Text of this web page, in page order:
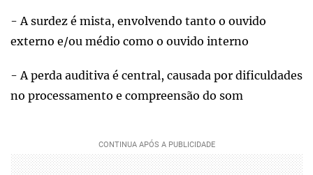
- A surdez é mista, envolvendo tanto o ouvido
externo e/ou médio como o ouvido interno
- A perda auditiva é central, causada por dificuldades
no processamento e compreensão do som